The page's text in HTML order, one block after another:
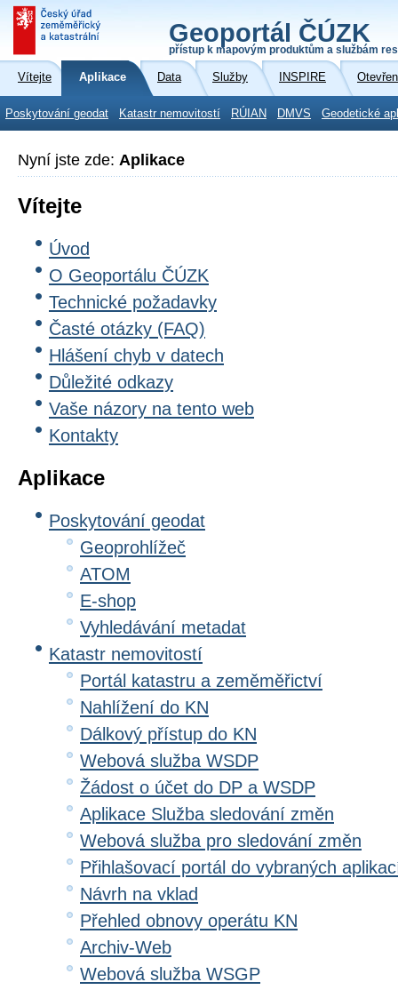
Geoportál ČÚZK
přístup k mapovým produktům a službám
Vítejte Aplikace Data Služby INSPIRE
Poskytování geodat Katastr nemovitostí RÚIAN DMVS Geodetické
Nyní jste zde: Aplikace
Vítejte
Úvod
O Geoportálu ČÚZK
Technické požadavky
Časté otázky (FAQ)
Hlášení chyb v datech
Důležité odkazy
Vaše názory na tento web
Kontakty
Aplikace
Poskytování geodat
Geoprohlížeč
ATOM
E-shop
Vyhledávání metadat
Katastr nemovitostí
Portál katastru a zeměměřictví
Nahlížení do KN
Dálkový přístup do KN
Webová služba WSDP
Žádost o účet do DP a WSDP
Aplikace Služba sledování změn
Webová služba pro sledování změn
Přihlašovací portál do vybraných
Návrh na vklad
Přehled obnovy operátu KN
Archiv-Web
Webová služba WSGP